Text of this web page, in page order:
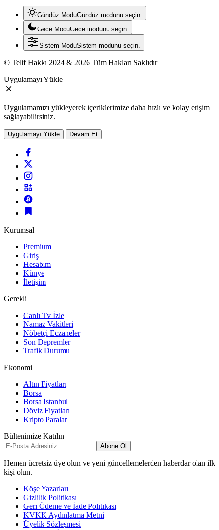
Gündüz ModuGündüz modunu seçin.
Gece ModuGece modunu seçin.
Sistem ModuSistem modunu seçin.
© Telif Hakkı 2024 & 2026 Tüm Hakları Saklıdır
Uygulamayı Yükle
Uygulamamızı yükleyerek içeriklerimize daha hızlı ve kolay erişim
sağlayabilirsiniz.
Uygulamayı Yükle Devam Et
Kurumsal
Premium
Giriş
Hesabım
Künye
İletişim
Gerekli
Canlı Tv İzle
Namaz Vakitleri
Nöbetçi Eczaneler
Son Depremler
Trafik Durumu
Ekonomi
Altın Fiyatları
Borsa
Borsa İstanbul
Döviz Fiyatları
Kripto Paralar
Bültenimize Katılın
Abone Ol
Hemen ücretsiz üye olun ve yeni güncellemelerden haberdar olan ilk
kişi olun.
Köşe Yazarları
Gizlilik Politikası
Geri Ödeme ve İade Politikası
KVKK Aydınlatma Metni
Üyelik Sözleşmesi